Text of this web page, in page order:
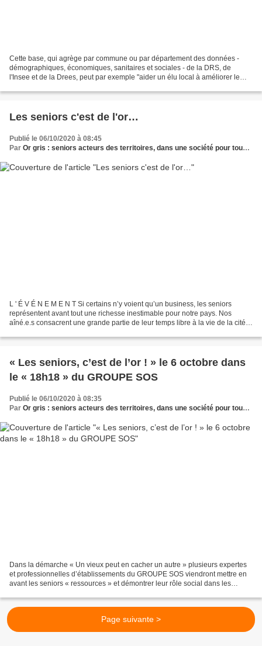
Cette base, qui agrège par commune ou par département des données -
démographiques, économiques, sanitaires et sociales - de la DRS, de
l'Insee et de la Drees, peut par exemple "aider un élu local à améliorer le
Les seniors c'est de l'or…
Publié le 06/10/2020 à 08:45
Par Or gris : seniors acteurs des territoires, dans une société pour tous les âges
L ' É V É N E M E N T Si certains n’y voient qu’un business, les seniors
représentent avant tout une richesse inestimable pour notre pays. Nos
aîné.e.s consacrent une grande partie de leur temps libre à la vie de la cité.
« Les seniors, c’est de l’or ! » le 6 octobre dans
le « 18h18 » du GROUPE SOS
Publié le 06/10/2020 à 08:35
Par Or gris : seniors acteurs des territoires, dans une société pour tous les âges
Dans la démarche « Un vieux peut en cacher un autre » plusieurs expertes
et professionnelles d’établissements du GROUPE SOS viendront mettre en
avant les seniors « ressources » et démontrer leur rôle social dans les
Page suivante >